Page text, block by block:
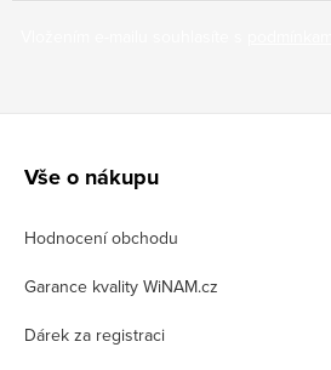
Vše o nákupu
Hodnocení obchodu
Garance kvality WiNAM.cz
Dárek za registraci